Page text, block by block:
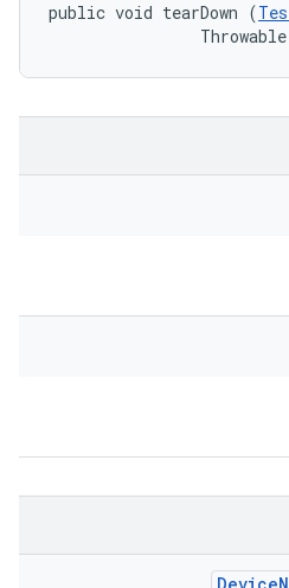
public void tearDown (
Throwable